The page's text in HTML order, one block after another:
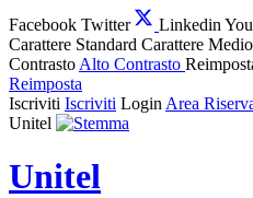
Facebook Twitter Linkedin
Carattere Standard Carattere Medio
Contrasto Alto Contrasto
Reimposta
Iscriviti Iscriviti Login Area
Unitel
Unitel